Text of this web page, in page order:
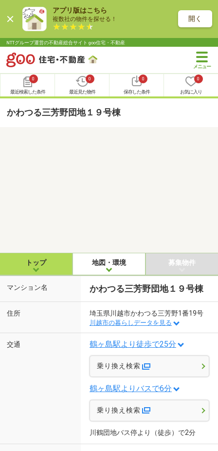
アプリ版はこちら
複数社の物件を探せる！ 開く
NTTグループ運営の不動産総合サイト goo住宅・不動産
0
最近検索した条件
0
最近見た物件
0
保存した条件
0
お気に入り
かわつる三芳野団地１９号棟
トップ 地図・環境 募集物件
マンション名 かわつる三芳野団地１９号棟
住所 埼玉県川越市かわつる三芳野1番19号
川越市の暮らしデータを見る
交通 鶴ヶ島駅より徒歩で25分
乗り換え検索
鶴ヶ島駅よりバスで6分
乗り換え検索
川鶴団地バス停より（徒歩）で2分